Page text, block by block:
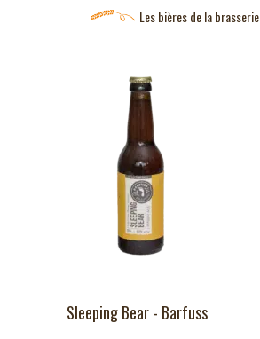
Les bières de la brasserie
Sleeping Bear - Barfuss